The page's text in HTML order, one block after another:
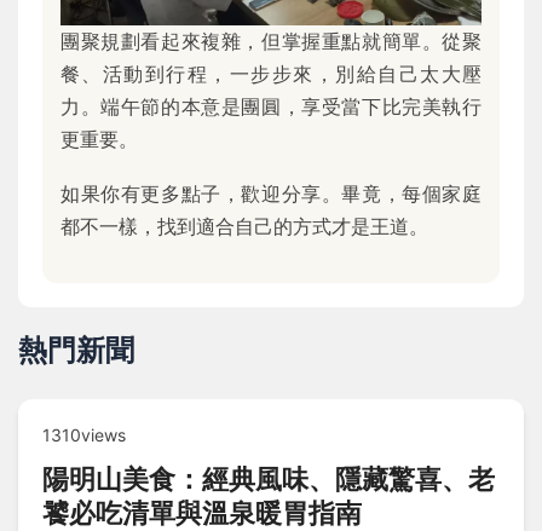
團聚規劃看起來複雜，但掌握重點就簡單。從聚
餐、活動到行程，一步步來，別給自己太大壓
力。端午節的本意是團圓，享受當下比完美執行
更重要。
如果你有更多點子，歡迎分享。畢竟，每個家庭
都不一樣，找到適合自己的方式才是王道。
熱門新聞
1310views
陽明山美食：經典風味、隱藏驚喜、老
饕必吃清單與溫泉暖胃指南